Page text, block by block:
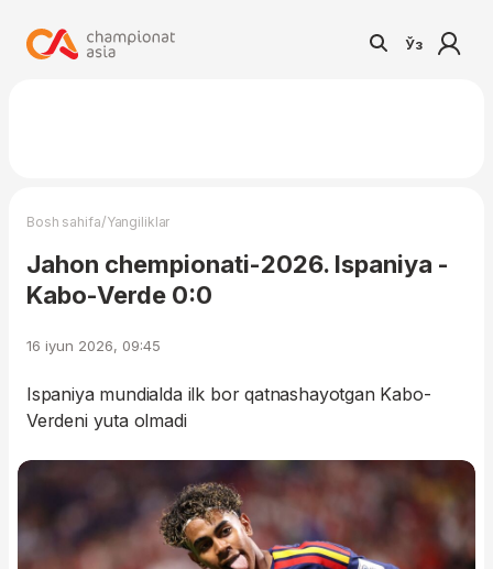
Ўз
Bosh sahifa/Yangiliklar
Jahon chempionati-2026. Ispaniya -
Kabo-Verde 0:0
16 iyun 2026, 09:45
Ispaniya mundialda ilk bor qatnashayotgan Kabo-
Verdeni yuta olmadi